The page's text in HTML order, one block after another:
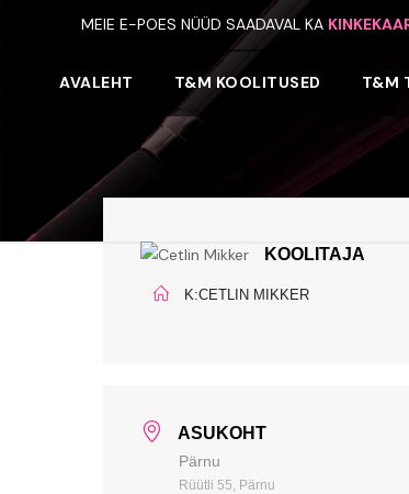
MEIE E-POES NÜÜD SAADAVAL KA
AVALEHT T&M KOOLITUSED T&M
KOOLITAJA
K:CETLIN MIKKER
ASUKOHT
Pärnu
Rüütli 55, Pärnu